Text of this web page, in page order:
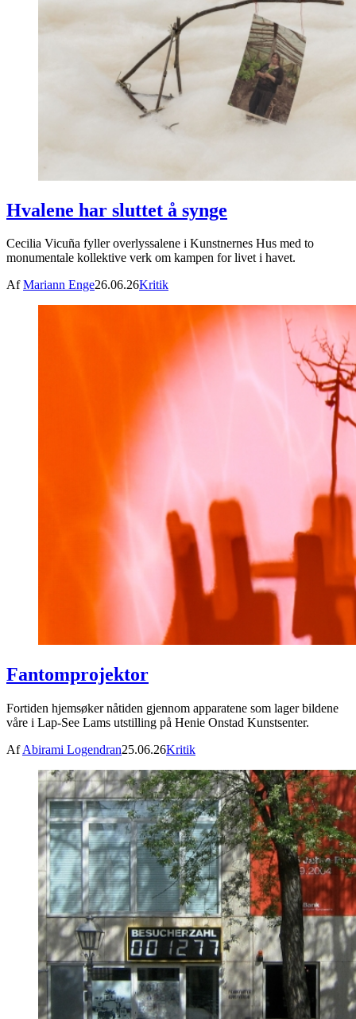
Hvalene har sluttet å synge
Cecilia Vicuña fyller overlyssalene i Kunstnernes Hus med to
monumentale kollektive verk om kampen for livet i havet.
AfMariann Enge26.06.26Kritik
Fantomprojektor
Fortiden hjemsøker nåtiden gjennom apparatene som lager bildene
våre i Lap-See Lams utstilling på Henie Onstad Kunstsenter.
AfAbirami Logendran25.06.26Kritik